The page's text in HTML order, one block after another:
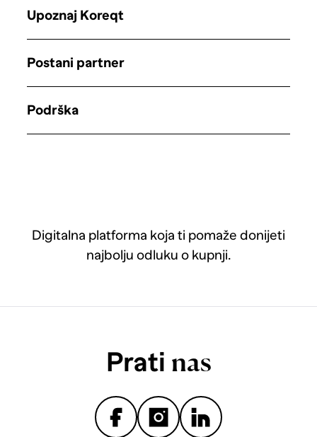
Digitalna platforma koja ti pomaže donijeti
najbolju odluku o kupnji.
Upoznaj Koreqt
Postani partner
Podrška
Prati nas